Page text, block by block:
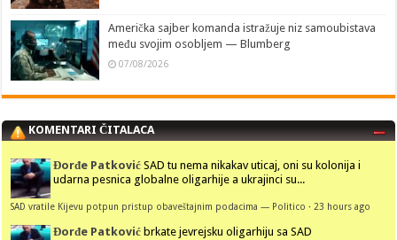
Američka sajber komanda istražuje niz samoubistava
među svojim osobljem — Blumberg
07/08/2026
KOMENTARI ČITALACA
Đorđe Patković SAD tu nema nikakav uticaj, oni su kolonija i
udarna pesnica globalne oligarhije a ukrajinci su...
SAD vratile Kijevu potpun pristup obaveštajnim podacima — Politico ·23 hours ago
Đorđe Patković brkate jevrejsku oligarhiju sa SAD